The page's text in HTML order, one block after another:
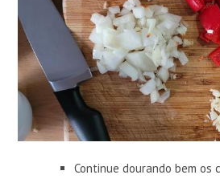
Continue dourando bem os